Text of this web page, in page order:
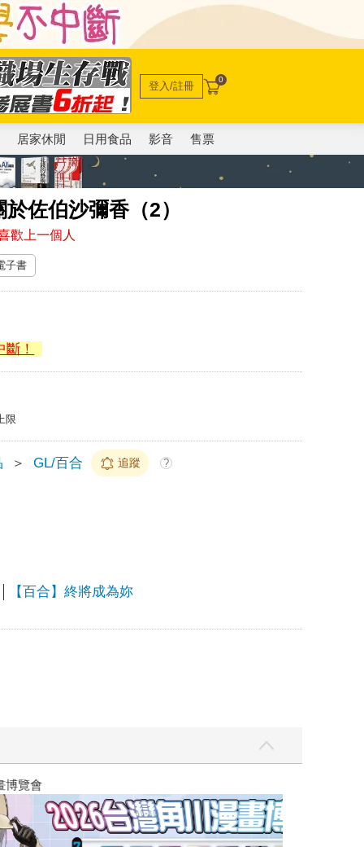
登入/註冊 0
居家休閒 日用食品 影音 售票
佐伯沙彌香（2）
歡上一個人
子書
！
限
＞ GL/百合 追蹤 ?
【百合】終將成為妳